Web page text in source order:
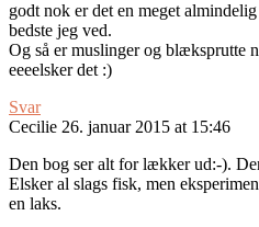
godt nok er det en meget
bedste jeg ved.
Og så er muslinger og blæksprutte
eeeelsker det :)
Svar
Cecilie 26. januar 2015 at 15:46
Den bog ser alt for lækker ud:-).
Elsker al slags fisk, men
en laks.